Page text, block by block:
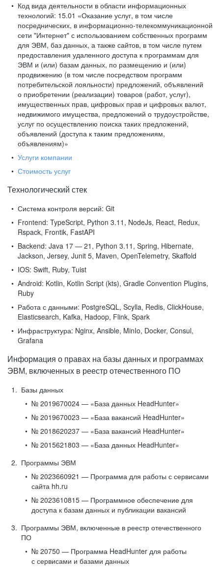
Код вида деятельности в области информационных
технологий: 15.01 «Оказание услуг, в том числе
посреднических, в информационно-телекоммуникационной
сети "Интернет" с использованием собственных программ
для ЭВМ, баз данных, а также сайтов, в том числе путем
предоставления удаленного доступа к программам для
ЭВМ и (или) базам данных, по размещению и (или)
продвижению (в том числе посредством программ
потребительской лояльности) предложений, объявлений
о приобретении (реализации) товаров (работ, услуг),
имущественных прав, цифровых прав и цифровых валют,
недвижимого имущества, предложений о трудоустройстве,
услуг по осуществлению поиска таких предложений,
объявлений (доступа к таким предложениям,
объявлениям)»
Услуги компании
Стоимость услуг
Технологический стек
Система контроля версий: Git
Frontend: TypeScript, Python 3.11, NodeJs, React, Redux,
Rspack, Frontik, FastAPI
Backend: Java 17 — 21, Python 3.11, Spring, Hibernate,
Jackson, Jersey, Junit 5, Maven, OpenTelemetry, Skaffold
IOS: Swift, Ruby, Tuist
Android: Kotlin, Kotlin Script (kts), Gradle Convention Plugins,
Ruby
Работа с данными: PostgreSQL, Scylla, Redis, ClickHouse,
Elasticsearch, Kafka, Hadoop, Flink, Spark
Инфраструктура: Nginx, Ansible, MinIo, Docker, Consul,
Grafana
Информация о правах на базы данных и программах
ЭВМ, включенных в реестр отечественного ПО
Базы данных
№ 2019670024 — «База данных HeadHunter»
№ 2019670023 — «База вакансий HeadHunter»
№ 2018620237 — «База вакансий HeadHunter»
№ 2015621803 — «База данных HeadHunter»
Программы ЭВМ
№ 2023660921 — Программа для работы с сервисами
сайта hh.ru
№ 2023610815 — Программное обеспечение для
доступа к базам данных и публикации вакансий
Программы ЭВМ, включенные в реестр отечественного
ПО
№ 20750 — Программа HeadHunter для работы
с сервисами и базами данных